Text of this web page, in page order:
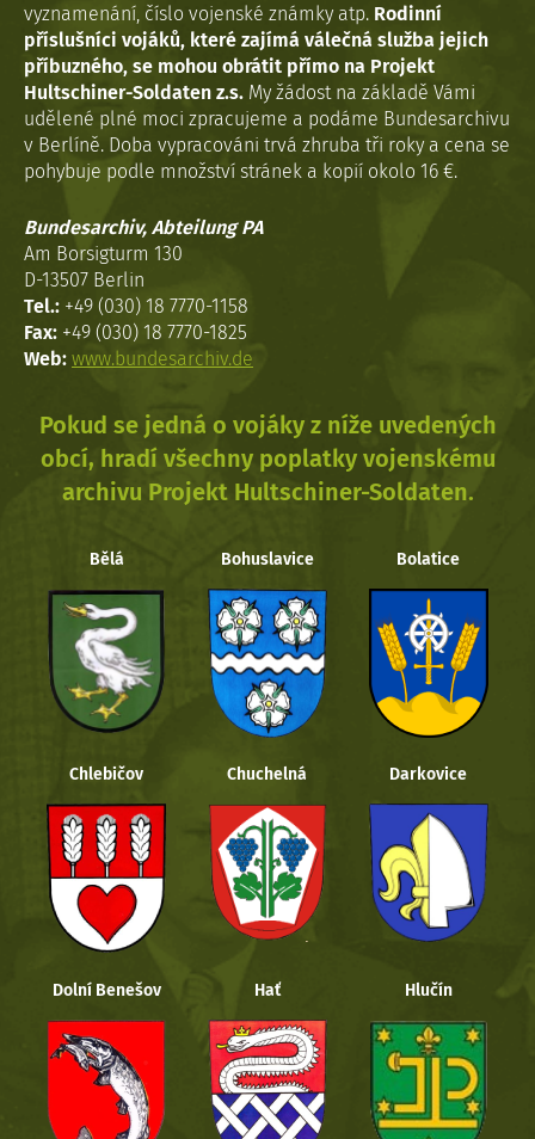
vyznamenání, číslo vojenské známky atp. Rodinní
příslušníci vojáků, které zajímá válečná služba jejich
příbuzného, se mohou obrátit přímo na Projekt
Hultschiner-Soldaten z.s. My žádost na základě Vámi
udělené plné moci zpracujeme a podáme Bundesarchivu
v Berlíně. Doba vypracováni trvá zhruba tři roky a cena se
pohybuje podle množství stránek a kopií okolo 16 €.
Bundesarchiv, Abteilung PA
Am Borsigturm 130
D-13507 Berlin
Tel.: +49 (030) 18 7770-1158
Fax: +49 (030) 18 7770-1825
Web: www.bundesarchiv.de
Pokud se jedná o vojáky z níže uvedených
obcí, hradí všechny poplatky vojenskému
archivu Projekt Hultschiner-Soldaten.
Bělá Bohuslavice Bolatice
Chlebičov Chuchelná Darkovice
Dolní Benešov Hať Hlučín